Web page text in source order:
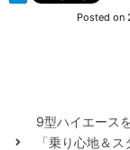
Posted on
9型ハイエース
「乗り心地＆